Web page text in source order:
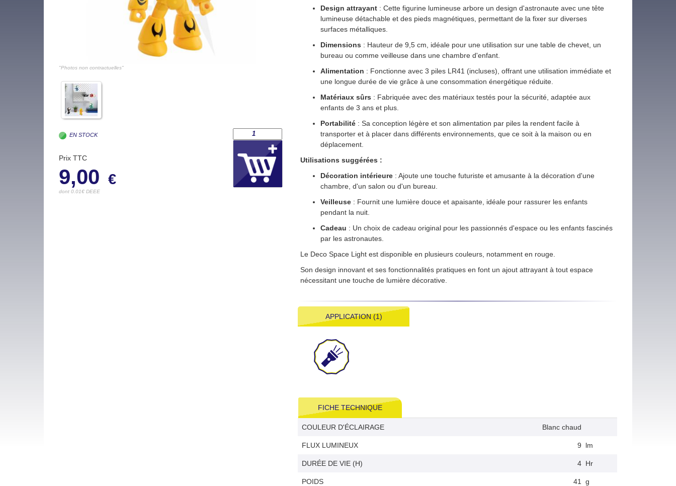
"Photos non contractuelles"
EN STOCK
Prix TTC
9,00 €
dont 0.01€ DEEE
Design attrayant : Cette figurine lumineuse arbore un design d'astronaute avec une tête
lumineuse détachable et des pieds magnétiques, permettant de la fixer sur diverses
surfaces métalliques.
Dimensions : Hauteur de 9,5 cm, idéale pour une utilisation sur une table de chevet, un
bureau ou comme veilleuse dans une chambre d'enfant.
Alimentation : Fonctionne avec 3 piles LR41 (incluses), offrant une utilisation immédiate et
une longue durée de vie grâce à une consommation énergétique réduite.
Matériaux sûrs : Fabriquée avec des matériaux testés pour la sécurité, adaptée aux
enfants de 3 ans et plus.
Portabilité : Sa conception légère et son alimentation par piles la rendent facile à
transporter et à placer dans différents environnements, que ce soit à la maison ou en
déplacement.
Utilisations suggérées :
Décoration intérieure : Ajoute une touche futuriste et amusante à la décoration d'une
chambre, d'un salon ou d'un bureau.
Veilleuse : Fournit une lumière douce et apaisante, idéale pour rassurer les enfants
pendant la nuit.
Cadeau : Un choix de cadeau original pour les passionnés d'espace ou les enfants fascinés
par les astronautes.
Le Deco Space Light est disponible en plusieurs couleurs, notamment en rouge.
Son design innovant et ses fonctionnalités pratiques en font un ajout attrayant à tout espace
nécessitant une touche de lumière décorative.
APPLICATION (1)
FICHE TECHNIQUE
COULEUR D'ÉCLAIRAGE Blanc chaud
FLUX LUMINEUX 9 lm
DURÉE DE VIE (H) 4 Hr
POIDS 41 g